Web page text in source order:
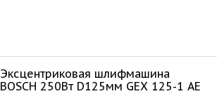
Эксцентриковая шлифмашина
BOSCH 250Bт D125мм GEX 125-1 AE